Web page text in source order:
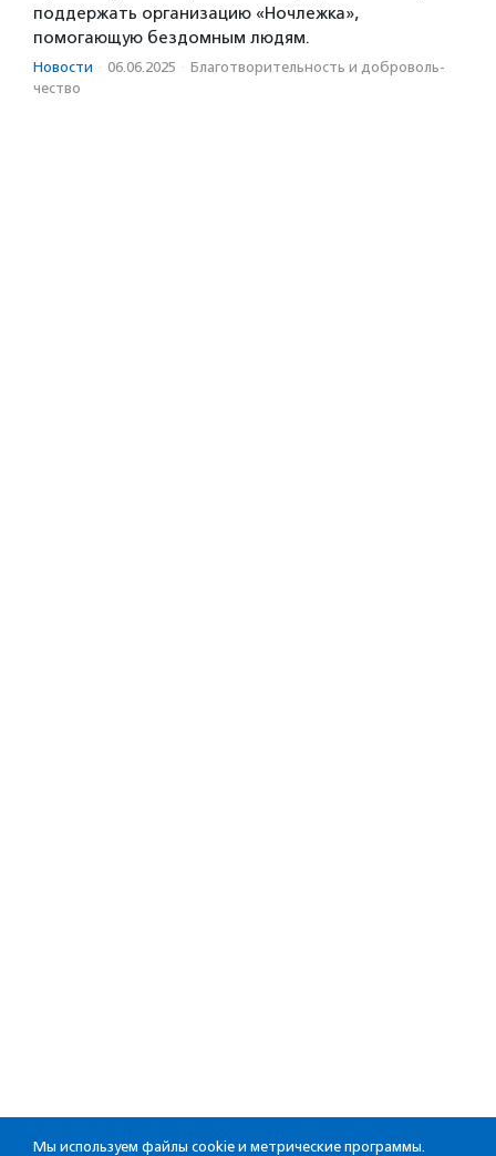
поддержать организацию «Ночлежка»,
помогающую бездомным людям.
Новости · 06.06.2025 · Благотвори­тель­ность и доброволь­
чест­во
Мы используем файлы cookie и метрические программы.